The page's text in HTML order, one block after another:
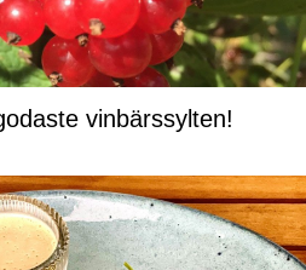
vinbärssylten!